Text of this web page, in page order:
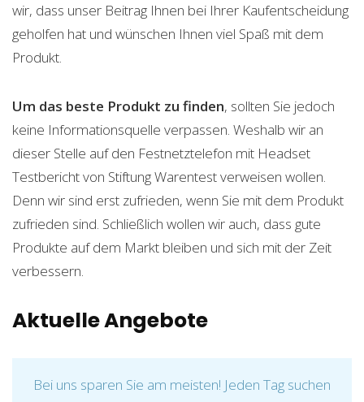
wir, dass unser Beitrag Ihnen bei Ihrer Kaufentscheidung
geholfen hat und wünschen Ihnen viel Spaß mit dem
Produkt.
Um das beste Produkt zu finden, sollten Sie jedoch
keine Informationsquelle verpassen. Weshalb wir an
dieser Stelle auf den Festnetztelefon mit Headset
Testbericht von Stiftung Warentest verweisen wollen.
Denn wir sind erst zufrieden, wenn Sie mit dem Produkt
zufrieden sind. Schließlich wollen wir auch, dass gute
Produkte auf dem Markt bleiben und sich mit der Zeit
verbessern.
Aktuelle Angebote
Bei uns sparen Sie am meisten! Jeden Tag suchen